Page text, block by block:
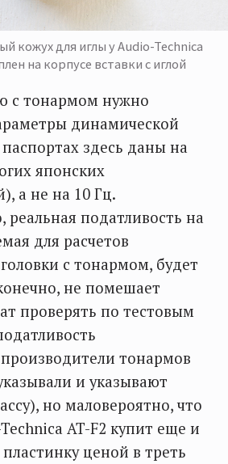
кожух для иглы у Audio-Technica
на корпусе вставки с иглой
с тонармом нужно
динамической
здесь даны на
японских
а не на 10 Гц.
реальная податливость на
для расчетов
с тонармом, будет
не помешает
проверять по тестовым
тонармов
и указывают
но маловероятно, что
AT-F2 купит еще и
ценой в треть